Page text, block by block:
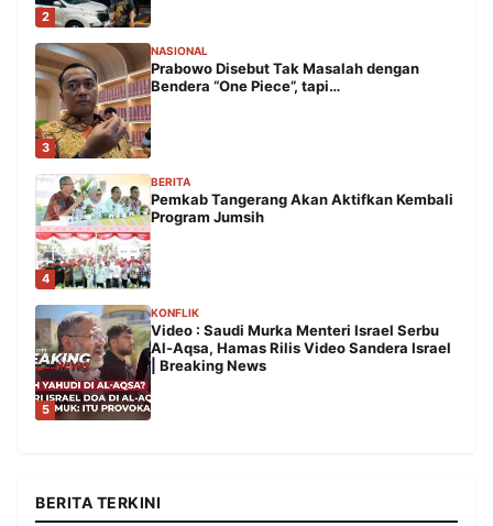
2
3
NASIONAL
Prabowo Disebut Tak Masalah dengan
Bendera “One Piece”, tapi…
4
BERITA
Pemkab Tangerang Akan Aktifkan Kembali
Program Jumsih
5
KONFLIK
Video : Saudi Murka Menteri Israel Serbu
Al-Aqsa, Hamas Rilis Video Sandera Israel
| Breaking News
BERITA TERKINI